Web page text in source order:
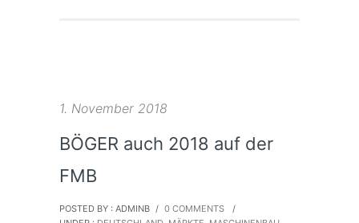
1. November 2018
BÖGER auch 2018 auf der
FMB
POSTED BY : ADMINB / 0 COMMENTS
/